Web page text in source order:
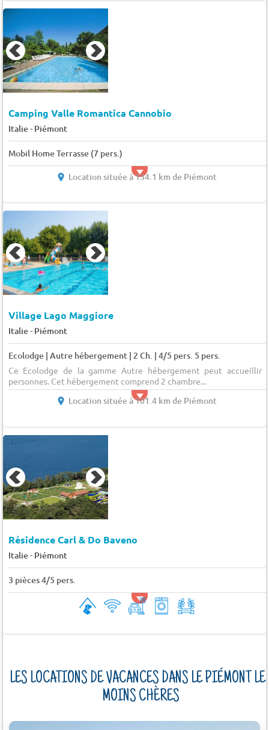
Camping Valle Romantica Cannobio
Italie- Piémont
Mobil Home Terrasse (7 pers.)
Location située à 134.1 km de Piémont
Village Lago Maggiore
Italie- Piémont
Ecolodge | Autre hébergement | 2 Ch. | 4/5 pers. 5 pers.
Ce Ecolodge de la gamme Autre hébergement peut accueillir
personnes. Cet hébergement comprend 2 chambre...
Location située à 101.4 km de Piémont
Résidence Carl & Do Baveno
Italie- Piémont
3 pièces 4/5 pers.
LES LOCATIONS DE VACANCES DANS LE PIÉMONT
MOINS CHÈRES